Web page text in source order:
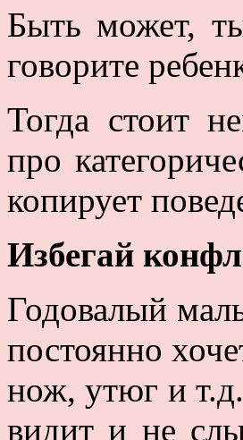
Быть может,
говорите
Тогда стоит
про
копирует
Избегай
Годовалый
постоянно
нож, утюг и
видит и не